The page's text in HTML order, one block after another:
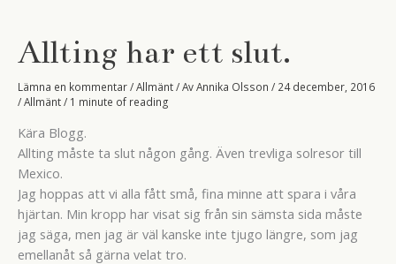
alla
Allting har ett slut.
Lämna en kommentar/Allmänt/ AvAnnika Olsson / 24 december, 2016
/Allmänt/ 1 minute of reading
Kära Blogg.
Allting måste ta slut någon gång. Även trevliga solresor till
Mexico.
Jag hoppas att vi alla fått små, fina minne att spara i våra
hjärtan. Min kropp har visat sig från sin sämsta sida måste
jag säga, men jag är väl kanske inte tjugo längre, som jag
emellanåt så gärna velat tro.